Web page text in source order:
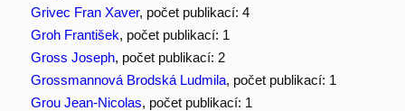
Grivec Fran Xaver, počet publikací: 4
Groh František, počet publikací: 1
Gross Joseph, počet publikací: 2
Grossmannová Brodská Ludmila, počet publikací: 1
Grou Jean-Nicolas, počet publikací: 1